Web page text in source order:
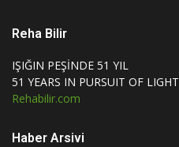
Reha Bilir
IŞIĞIN PEŞİNDE 51 YIL
51 YEARS IN PURSUIT OF LIGHT
Rehabilir.com
Haber Arsivi